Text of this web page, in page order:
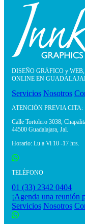
DISEÑO GRÁFICO y
ONLINE EN
Servicios Nosotros
ATENCIÓN PREVIA CITA:
Calle Tortolero 3038,
44500 Guadalajara, Jal.
Horario: Lu a Vi 10 -17 hrs.
TELÉFONO
01 (33) 2342 0404
¡Agenda una reunión
Servicios Nosotros